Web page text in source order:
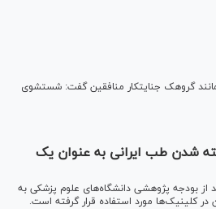
گروهک جنایتکار منافقین گفت: شستشوی
شدن طب ایرانی به عنوان یک
بودجه پژوهشی دانشگاه‌های علوم پزشکی به
کلینیک‌ها مورد استفاده قرار گرفته است.